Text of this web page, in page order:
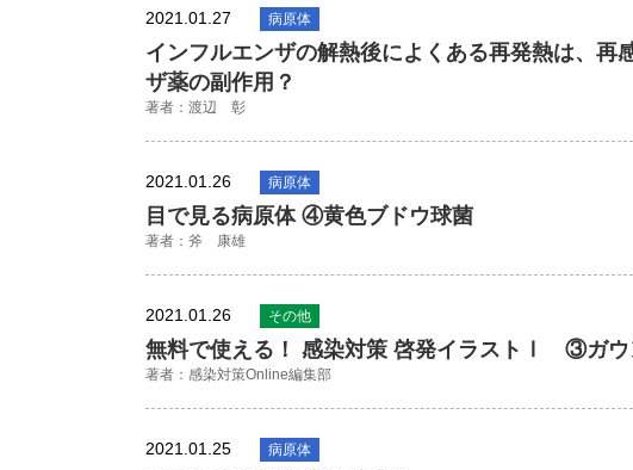
2021.01.27 病原体
インフルエンザの解熱後によくある再発熱は、再
ザ薬の副作用？
著者：渡辺 彰
2021.01.26 病原体
目で見る病原体 ④黄色ブドウ球菌
著者：斧 康雄
2021.01.26 その他
無料で使える！ 感染対策 啓発イラストⅠ ③ガウ
著者：感染対策Online編集部
2021.01.25 病原体